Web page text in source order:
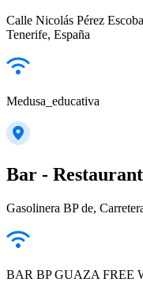
Calle Nicolás Pérez
Tenerife, España
Medusa_educativa
Bar -
Gasolinera BP de,
BAR BP GUAZA FREE